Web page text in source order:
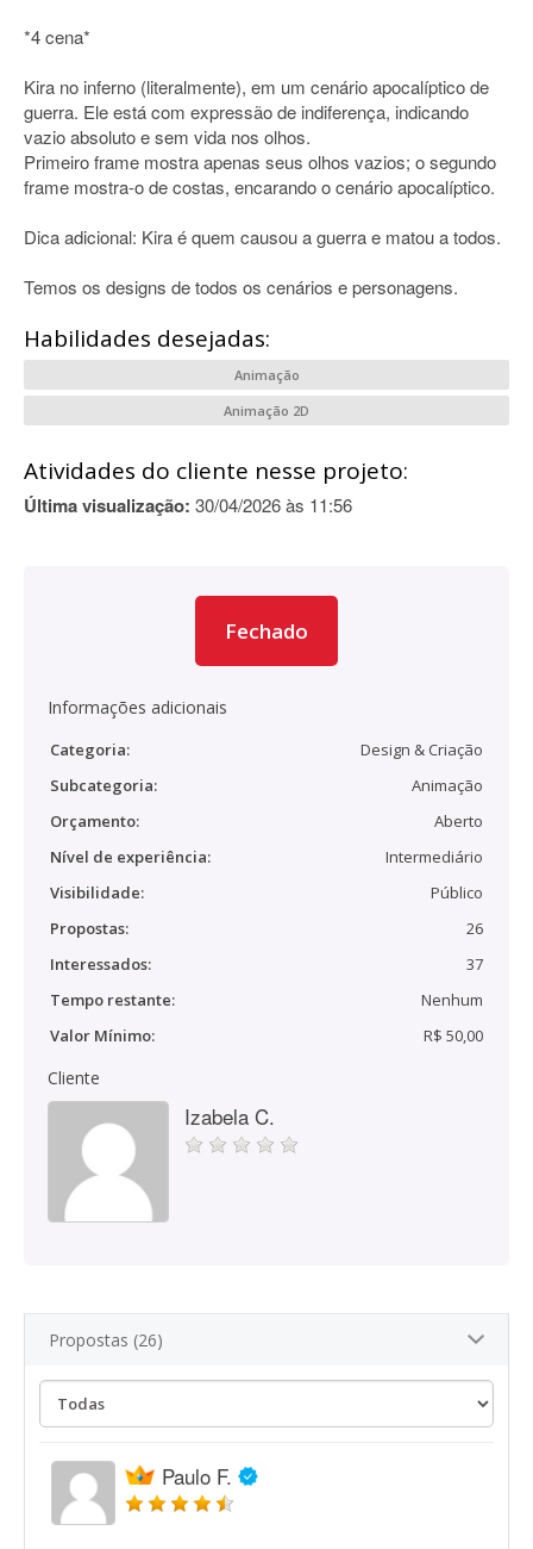
*4 cena*
Kira no inferno (literalmente), em um cenário apocalíptico de
guerra. Ele está com expressão de indiferença, indicando
vazio absoluto e sem vida nos olhos.
Primeiro frame mostra apenas seus olhos vazios; o segundo
frame mostra-o de costas, encarando o cenário apocalíptico.
Dica adicional: Kira é quem causou a guerra e matou a todos.
Temos os designs de todos os cenários e personagens.
Habilidades desejadas:
Animação
Animação 2D
Atividades do cliente nesse projeto:
Última visualização: 30/04/2026 às 11:56
Fechado
Informações adicionais
Categoria:
Design & Criação
Subcategoria:
Animação
Orçamento:
Aberto
Nível de experiência:
Intermediário
Visibilidade:
Público
Propostas:
26
Interessados:
37
Tempo restante:
Nenhum
Valor Mínimo:
R$ 50,00
Cliente
Izabela C.
Propostas (26)
Paulo F.